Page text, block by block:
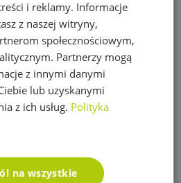
do pomp
i reklamy. Informacje
z naszej witryny,
społecznościowym,
Partnerzy mogą
z innymi danymi
lub uzyskanymi
z ich usług. Polityka
na wszystkie